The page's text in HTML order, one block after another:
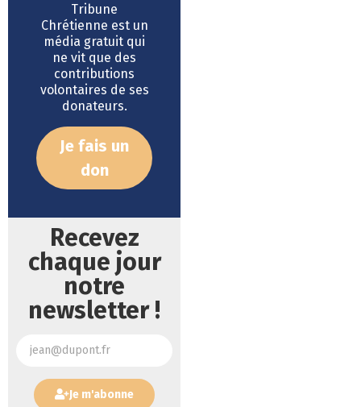
Tribune
Chrétienne est un
média gratuit qui
ne vit que des
contributions
volontaires de ses
donateurs.
Je fais un
don
Recevez
chaque jour
notre
newsletter !
Je m'abonne